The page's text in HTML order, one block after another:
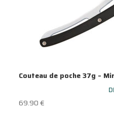
Couteau de poche 37g –
69.90€